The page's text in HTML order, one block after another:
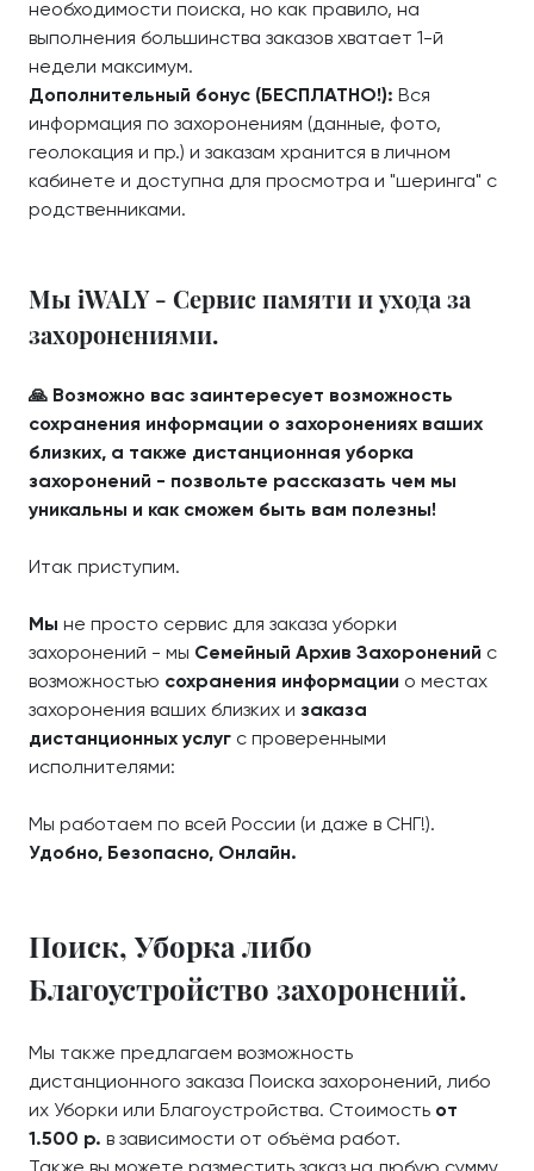
необходимости поиска, но как правило, на
выполнения большинства заказов хватает 1-й
недели максимум.
Дополнительный бонус (БЕСПЛАТНО!): Вся
информация по захоронениям (данные, фото,
геолокация и пр.) и заказам хранится в личном
кабинете и доступна для просмотра и "шеринга" с
родственниками.
Мы iWALY - Сервис памяти и ухода за
захоронениями.
🙏 Возможно вас заинтересует возможность
сохранения информации о захоронениях ваших
близких, а также дистанционная уборка
захоронений - позвольте рассказать чем мы
уникальны и как сможем быть вам полезны!
Итак приступим.
Мы не просто сервис для заказа уборки
захоронений - мы Семейный Архив Захоронений с
возможностью сохранения информации о местах
захоронения ваших близких и заказа
дистанционных услуг с проверенными
исполнителями:
Мы работаем по всей России (и даже в СНГ!).
Удобно, Безопасно, Онлайн.
Поиск, Уборка либо
Благоустройство захоронений.
Мы также предлагаем возможность
дистанционного заказа Поиска захоронений, либо
их Уборки или Благоустройства. Стоимость от
1.500 р. в зависимости от объёма работ.